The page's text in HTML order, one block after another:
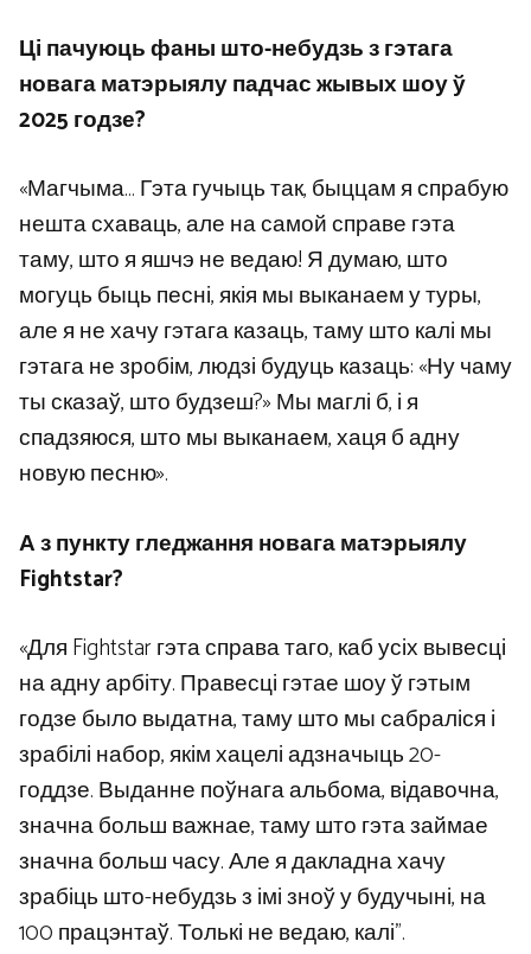
Ці пачуюць фаны што-небудзь з гэтага
новага матэрыялу падчас жывых шоу ў
2025 годзе?
«Магчыма… Гэта гучыць так, быццам я спрабую
нешта схаваць, але на самой справе гэта
таму, што я яшчэ не ведаю! Я думаю, што
могуць быць песні, якія мы выканаем у туры,
але я не хачу гэтага казаць, таму што калі мы
гэтага не зробім, людзі будуць казаць: «Ну чаму
ты сказаў, што будзеш?» Мы маглі б, і я
спадзяюся, што мы выканаем, хаця б адну
новую песню».
А з пункту гледжання новага матэрыялу
Fightstar?
«Для Fightstar гэта справа таго, каб усіх вывесці
на адну арбіту. Правесці гэтае шоу ў гэтым
годзе было выдатна, таму што мы сабраліся і
зрабілі набор, якім хацелі адзначыць 20-
годдзе. Выданне поўнага альбома, відавочна,
значна больш важнае, таму што гэта займае
значна больш часу. Але я дакладна хачу
зрабіць што-небудзь з імі зноў у будучыні, на
100 працэнтаў. Толькі не ведаю, калі”.